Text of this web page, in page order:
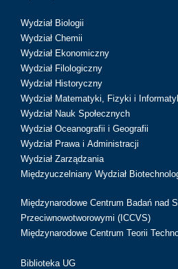
Wydział Biologii
Wydział Chemii
Wydział Ekonomiczny
Wydział Filologiczny
Wydział Historyczny
Wydział Matematyki, Fizyki i
Wydział Nauk Społecznych
Wydział Oceanografii i Geografii
Wydział Prawa i Administracji
Wydział Zarządzania
Międzyuczelniany Wydział
Międzynarodowe Centrum Badań nad
Przeciwnowotworowymi (ICCVS)
Międzynarodowe Centrum Teorii
Biblioteka UG